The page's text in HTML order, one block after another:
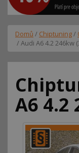
Domů / Chiptuning/
/ Audi A6 4.2 246kw
A6 4.2